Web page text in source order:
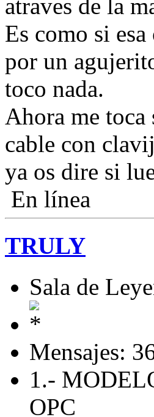
atraves de la
Es como si
por un
toco nada.
Ahora me
cable con
ya os dire si
En línea
TRULY
Sala de
Mensajes:
1.-
OPC